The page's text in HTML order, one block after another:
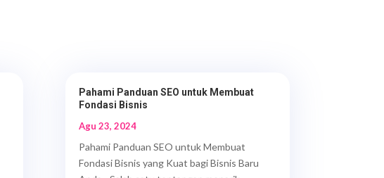
Pahami Panduan SEO untuk Membuat
Fondasi Bisnis
Agu 23, 2024
Pahami Panduan SEO untuk Membuat
Fondasi Bisnis yang Kuat bagi Bisnis Baru